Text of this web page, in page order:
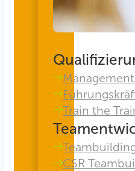
Train the
CSR